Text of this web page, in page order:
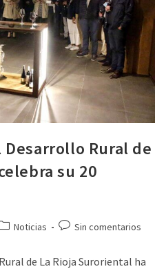
Desarrollo Rural de
su 20
Noticias Sin comentarios
de La Rioja Suroriental ha